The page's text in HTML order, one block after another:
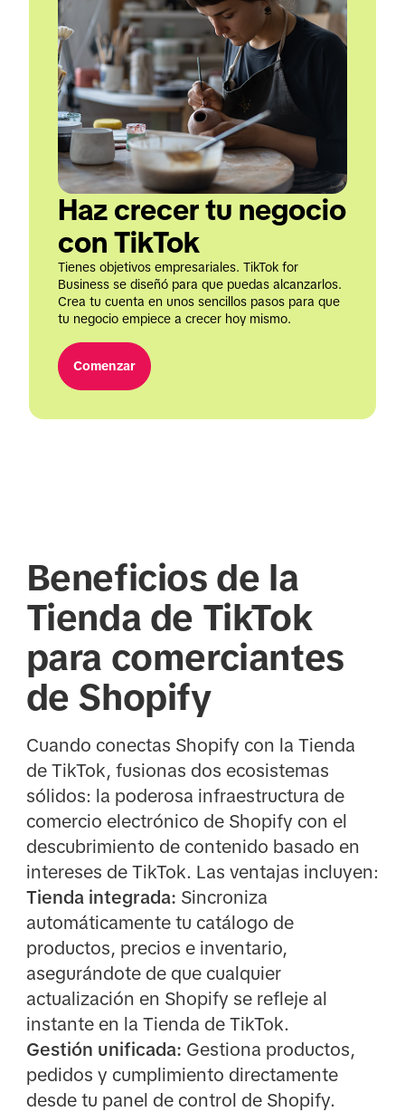
Haz crecer tu negocio
con TikTok
Tienes objetivos empresariales. TikTok for
Business se diseñó para que puedas alcanzarlos.
Crea tu cuenta en unos sencillos pasos para que
tu negocio empiece a crecer hoy mismo.
Comenzar
Beneficios de la
Tienda de TikTok
para comerciantes
de Shopify
Cuando conectas Shopify con la Tienda
de TikTok, fusionas dos ecosistemas
sólidos: la poderosa infraestructura de
comercio electrónico de Shopify con el
descubrimiento de contenido basado en
intereses de TikTok. Las ventajas incluyen:
Tienda integrada: Sincroniza
automáticamente tu catálogo de
productos, precios e inventario,
asegurándote de que cualquier
actualización en Shopify se refleje al
instante en la Tienda de TikTok.
Gestión unificada: Gestiona productos,
pedidos y cumplimiento directamente
desde tu panel de control de Shopify.